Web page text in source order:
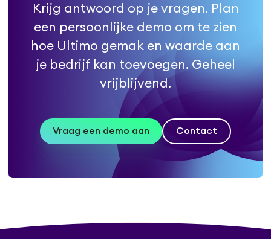
Krijg antwoord op je vragen. Plan
een persoonlijke demo om te zien
hoe Ultimo gemak en waarde aan
je bedrijf kan toevoegen. Geheel
vrijblijvend.
Vraag een demo aan Contact